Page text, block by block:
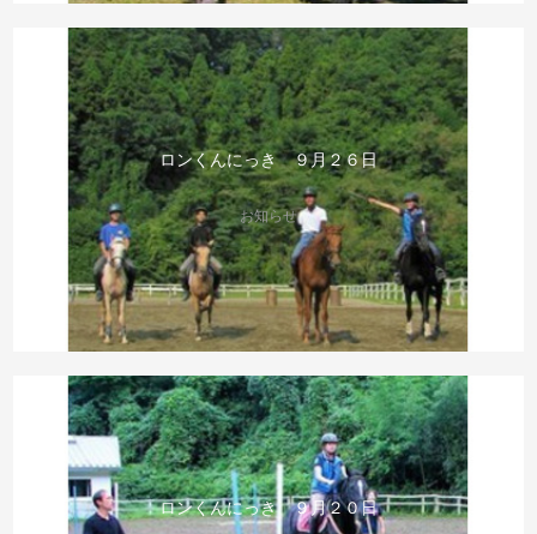
ロンくんにっき ９月２６日
お知らせ
ロンくんにっき ９月２０日